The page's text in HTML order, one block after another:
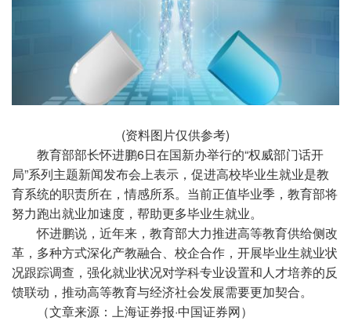
(资料图片仅供参考)
教育部部长怀进鹏6日在国新办举行的“权威部门话开
局”系列主题新闻发布会上表示，促进高校毕业生就业是教
育系统的职责所在，情感所系。当前正值毕业季，教育部将
努力跑出就业加速度，帮助更多毕业生就业。
怀进鹏说，近年来，教育部大力推进高等教育供给侧改
革，多种方式深化产教融合、校企合作，开展毕业生就业状
况跟踪调查，强化就业状况对学科专业设置和人才培养的反
馈联动，推动高等教育与经济社会发展需要更加契合。
（文章来源：上海证券报·中国证券网）